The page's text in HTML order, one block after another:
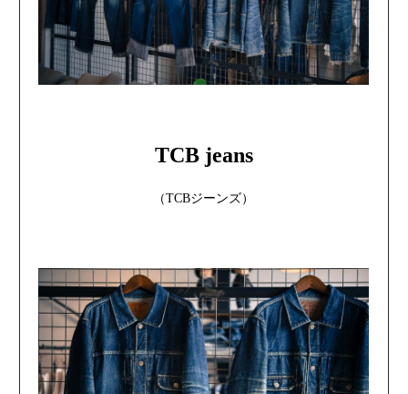
TCB jeans
（TCBジーンズ）